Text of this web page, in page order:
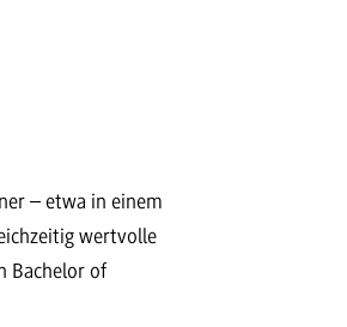
– etwa in einem
wertvolle
Bachelor of